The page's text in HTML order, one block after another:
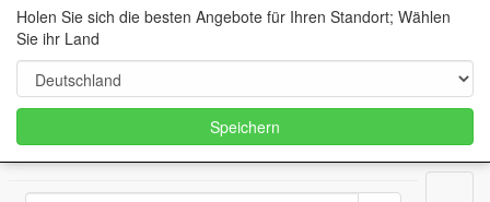
Holen Sie sich die besten Angebote für Ihren Standort; Wählen
Sie ihr Land
Speichern